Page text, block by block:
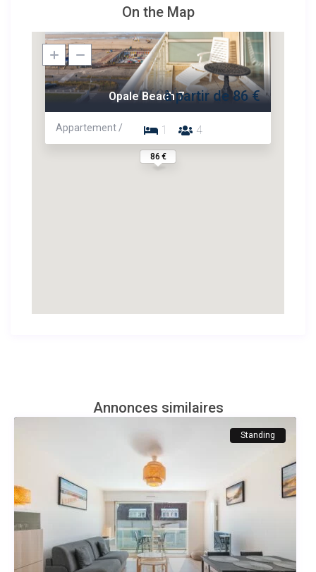
On the Map
86 €
Opale Beach 7
Appartement / 1 4
à partir de 86 €
Annonces similaires
Standing